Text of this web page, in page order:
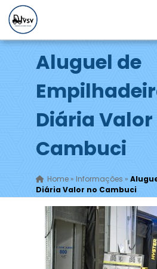
Aluguel de
Diária
Cambuci
Home» Informações »
Diária Valor no Cambuci